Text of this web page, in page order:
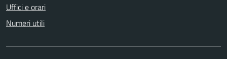
Uffici e orari
Numeri utili